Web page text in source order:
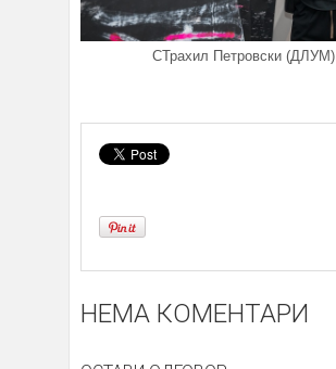
СТрахил Петровски (ДЛУМ)
НЕМА КОМЕНТАРИ